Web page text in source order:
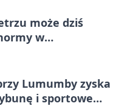
może dziś
w
Lumumby zyska
i sportowe